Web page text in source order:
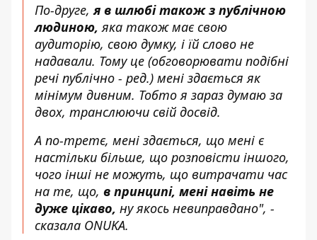
По-друге,я в шлюбі також з публічною
людиною, яка також має свою
аудиторію, свою думку, і їй слово не
надавали. Тому це (обговорювати подібні
речі публічно - ред.) мені здається як
мінімум дивним. Тобто я зараз думаю за
двох, транслюючи свій досвід.
А по-третє, мені здається, що мені є
настільки більше, що розповісти іншого,
чого інші не можуть, що витрачати час
на те, що, в принципі, мені навіть не
дуже цікаво, ну якось невиправдано", -
сказала ONUKA.